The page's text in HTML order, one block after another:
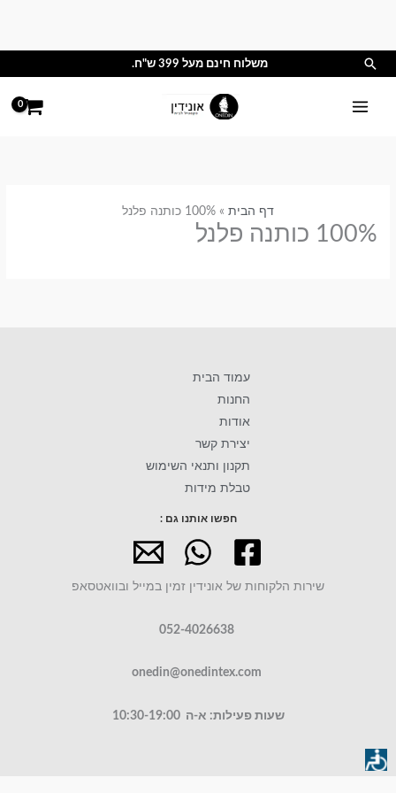
חיפוש משלוח חינם מעל 399 ש"ח.
דף הבית 100% כותנה פלנל
100% כותנה פלנל
עמוד הבית
החנות
אודות
יצירת קשר
תקנון ותנאי השימוש
טבלת מידות
חפשו אותנו גם :
שירות הלקוחות של אונידין זמין במייל ובוואטסאפ
שעות פעילות: א-ה 10:30-19:00